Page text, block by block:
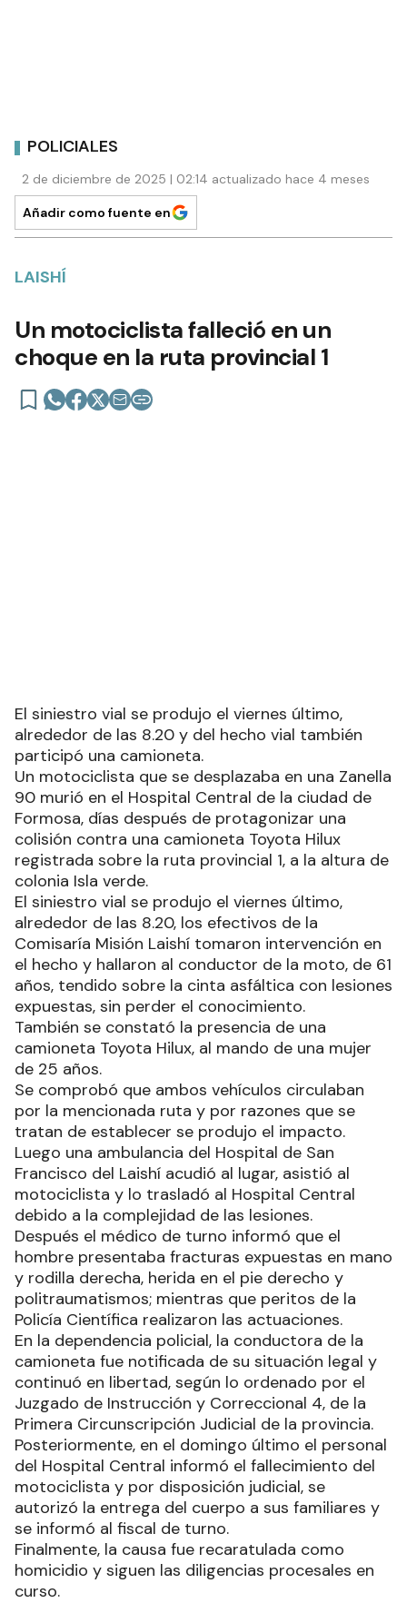
POLICIALES
2 de diciembre de 2025 | 02:14 actualizado hace 4 meses
Añadir como fuente en
LAISHÍ
Un motociclista falleció en un
choque en la ruta provincial 1
El siniestro vial se produjo el viernes último,
alrededor de las 8.20 y del hecho vial también
participó una camioneta.
Un motociclista que se desplazaba en una Zanella
90 murió en el Hospital Central de la ciudad de
Formosa, días después de protagonizar una
colisión contra una camioneta Toyota Hilux
registrada sobre la ruta provincial 1, a la altura de
colonia Isla verde.
El siniestro vial se produjo el viernes último,
alrededor de las 8.20, los efectivos de la
Comisaría Misión Laishí tomaron intervención en
el hecho y hallaron al conductor de la moto, de 61
años, tendido sobre la cinta asfáltica con lesiones
expuestas, sin perder el conocimiento.
También se constató la presencia de una
camioneta Toyota Hilux, al mando de una mujer
de 25 años.
Se comprobó que ambos vehículos circulaban
por la mencionada ruta y por razones que se
tratan de establecer se produjo el impacto.
Luego una ambulancia del Hospital de San
Francisco del Laishí acudió al lugar, asistió al
motociclista y lo trasladó al Hospital Central
debido a la complejidad de las lesiones.
Después el médico de turno informó que el
hombre presentaba fracturas expuestas en mano
y rodilla derecha, herida en el pie derecho y
politraumatismos; mientras que peritos de la
Policía Científica realizaron las actuaciones.
En la dependencia policial, la conductora de la
camioneta fue notificada de su situación legal y
continuó en libertad, según lo ordenado por el
Juzgado de Instrucción y Correccional 4, de la
Primera Circunscripción Judicial de la provincia.
Posteriormente, en el domingo último el personal
del Hospital Central informó el fallecimiento del
motociclista y por disposición judicial, se
autorizó la entrega del cuerpo a sus familiares y
se informó al fiscal de turno.
Finalmente, la causa fue recaratulada como
homicidio y siguen las diligencias procesales en
curso.